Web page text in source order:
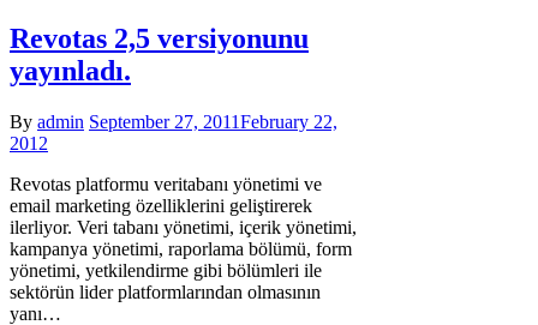
Revotas 2,5 versiyonunu
yayınladı.
By admin September 27, 2011February 22,
2012
Revotas platformu veritabanı yönetimi ve
email marketing özelliklerini geliştirerek
ilerliyor. Veri tabanı yönetimi, içerik yönetimi,
kampanya yönetimi, raporlama bölümü, form
yönetimi, yetkilendirme gibi bölümleri ile
sektörün lider platformlarından olmasının
yanı…